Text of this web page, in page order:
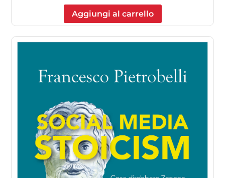
Aggiungi al carrello